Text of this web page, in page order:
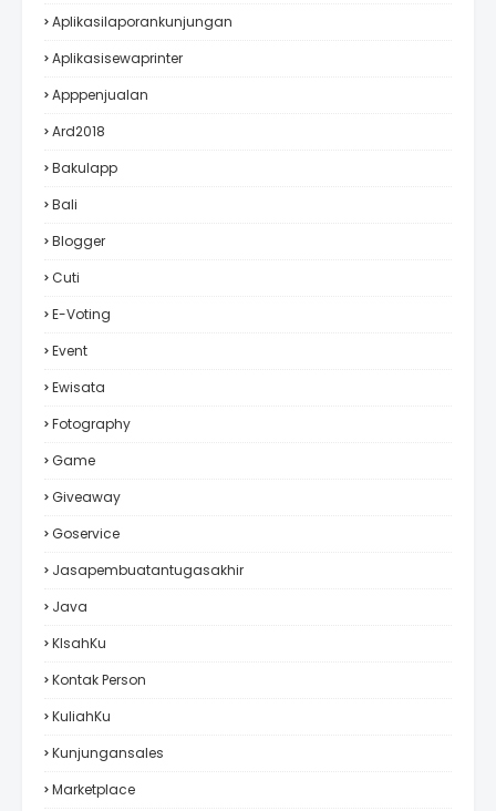
Aplikasilaporankunjungan
Aplikasisewaprinter
Apppenjualan
Ard2018
Bakulapp
Bali
Blogger
Cuti
E-Voting
Event
Ewisata
Fotography
Game
Giveaway
Goservice
Jasapembuatantugasakhir
Java
KIsahKu
Kontak Person
KuliahKu
Kunjungansales
Marketplace